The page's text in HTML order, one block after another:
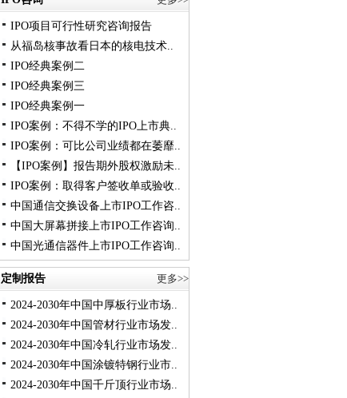
IPO项目可行性研究咨询报告
从福岛核事故看日本的核电技术..
IPO经典案例二
IPO经典案例三
IPO经典案例一
IPO案例：不得不学的IPO上市典..
IPO案例：可比公司业绩都在萎靡..
【IPO案例】报告期外股权激励未..
IPO案例：取得客户签收单或验收..
中国通信交换设备上市IPO工作咨..
中国大屏幕拼接上市IPO工作咨询..
中国光通信器件上市IPO工作咨询..
定制报告 更多>>
2024-2030年中国中厚板行业市场..
2024-2030年中国管材行业市场发..
2024-2030年中国冷轧行业市场发..
2024-2030年中国涂镀特钢行业市..
2024-2030年中国千斤顶行业市场..